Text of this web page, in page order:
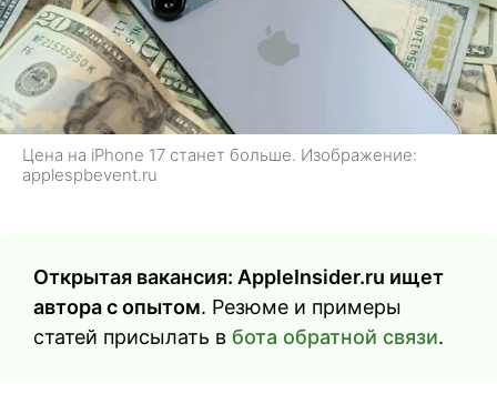
Цена на iPhone 17 станет больше. Изображение:
applespbevent.ru
Открытая вакансия: AppleInsider.ru ищет
автора с опытом. Резюме и примеры
статей присылать в бота обратной связи.